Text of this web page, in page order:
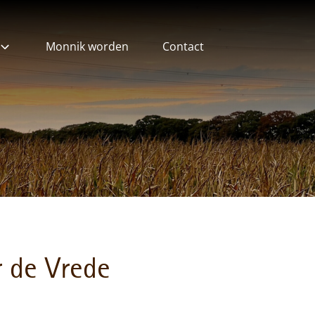
Monnik worden Contact
Vrede